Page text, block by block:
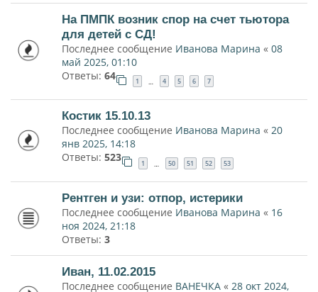
На ПМПК возник спор на счет тьютора
для детей с СД!
Последнее сообщение Иванова Марина « 08
май 2025, 01:10
Ответы: 64 1 … 4 5 6 7
Костик 15.10.13
Последнее сообщение Иванова Марина « 20
янв 2025, 14:18
Ответы: 523 1 … 50 51 52 53
Рентген и узи: отпор, истерики
Последнее сообщение Иванова Марина « 16
ноя 2024, 21:18
Ответы: 3
Иван, 11.02.2015
Последнее сообщение ВАНЕЧКА « 28 окт 2024,